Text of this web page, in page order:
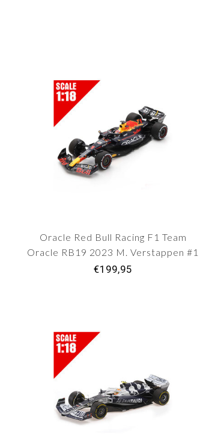
Oracle Red Bull Racing F1 Team
Oracle RB19 2023 M. Verstappen #1
GP Bahrein
€199,95